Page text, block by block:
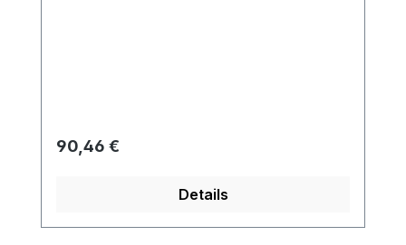
Regulärer Preis:
90,46 €
Details